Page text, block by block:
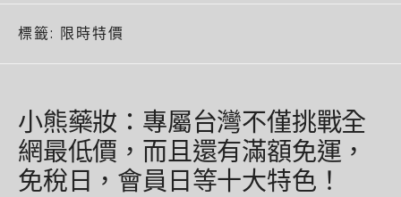
標籤: 限時特價
小熊藥妝：專屬台灣不僅挑戰全
網最低價，而且還有滿額免運，
免稅日，會員日等十大特色！